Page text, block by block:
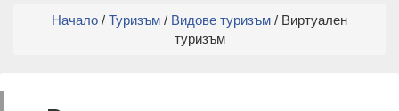
Начало / Туризъм / Видове туризъм / Виртуален
туризъм